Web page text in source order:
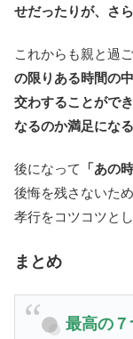
せだったりが、さ
これからも親と過
の限りある時間の
交わすることがで
なるのか満足にな
後になって 「あの
後悔を残さないため
孝行をコツコツと
まとめ
最高の